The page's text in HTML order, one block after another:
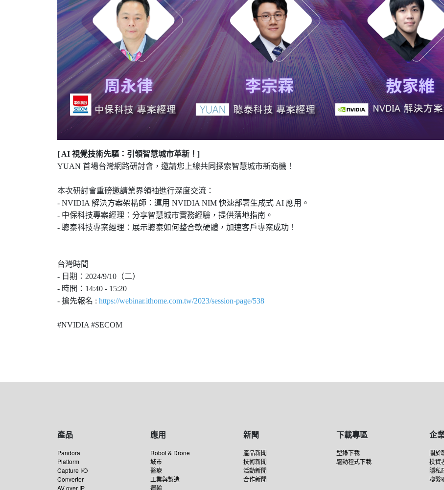
[ AI 視覺技術先驅：引領智慧城市革新！]
YUAN 首場台灣網路研討會，邀請您上線共同探索智慧城市新商機！
本次研討會重磅邀請業界領袖進行深度交流：
- NVIDIA 解決方案架構師：運用 NVIDIA NIM 快速部署生成式 AI 應用。
- 中保科技專案經理：分享智慧城市實務經驗，提供落地指南。
- 聰泰科技專案經理：展示聰泰如何整合軟硬體，加速客戶專案成功！
台灣時間
- 日期：2024/9/10（二）
- 時間：14:40 - 15:20
- 搶先報名 : https://webinar.ithome.com.tw/2023/session-page/538
#NVIDIA #SECOM
產品
Pandora
Platform
Capture I/O
Converter
AV over IP
應用
Robot & Drone
城市
醫療
工業與製造
運輸
新聞
產品新聞
技術新聞
活動新聞
合作新聞
下載專區
型錄下載
驅動程式下載
企
關於
投資
隱私
聯繫